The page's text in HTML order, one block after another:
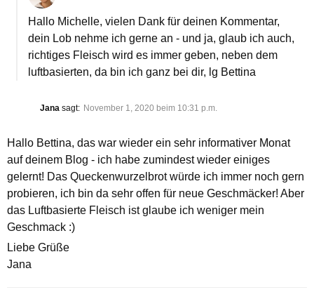
Hallo Michelle, vielen Dank für deinen Kommentar,
dein Lob nehme ich gerne an - und ja, glaub ich auch,
richtiges Fleisch wird es immer geben, neben dem
luftbasierten, da bin ich ganz bei dir, lg Bettina
Jana sagt: November 1, 2020 beim 10:31 p.m.
Hallo Bettina, das war wieder ein sehr informativer Monat
auf deinem Blog - ich habe zumindest wieder einiges
gelernt! Das Queckenwurzelbrot würde ich immer noch gern
probieren, ich bin da sehr offen für neue Geschmäcker! Aber
das Luftbasierte Fleisch ist glaube ich weniger mein
Geschmack :)
Liebe Grüße
Jana